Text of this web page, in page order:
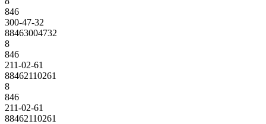
846
300-47-32
88463004732
8
846
211-02-61
88462110261
8
846
211-02-61
88462110261